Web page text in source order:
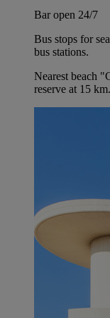
Bar open 24/7
Bus stops for
bus stations.
Nearest beach
reserve at 15 km.